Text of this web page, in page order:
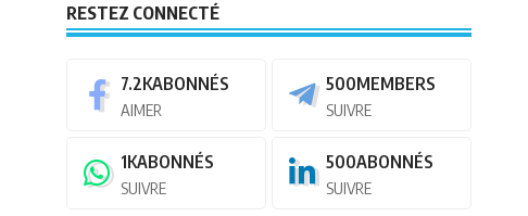
RESTEZ CONNECTÉ
7.2KABONNÉS
AIMER
500MEMBERS
SUIVRE
1KABONNÉS
SUIVRE
500ABONNÉS
SUIVRE